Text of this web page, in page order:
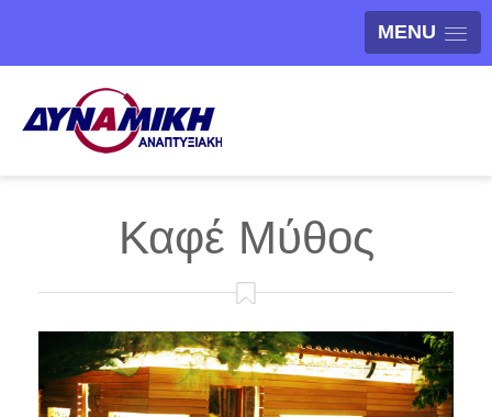
MENU
Καφέ Μύθος